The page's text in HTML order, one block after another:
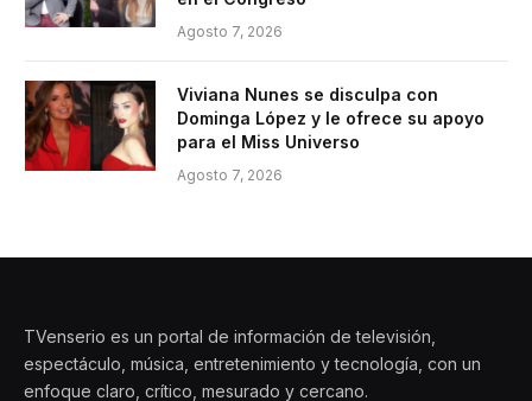
Agosto 7, 2026
Viviana Nunes se disculpa con
Dominga López y le ofrece su apoyo
para el Miss Universo
Agosto 7, 2026
TVenserio es un portal de información de televisión,
espectáculo, música, entretenimiento y tecnología, con un
enfoque claro, crítico, mesurado y cercano.